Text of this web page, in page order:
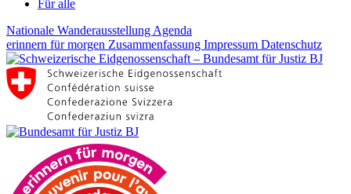
Für alle
Nationale Wanderausstellung Agenda
erinnern für morgen Zusammenfassung Impressum Datenschutz